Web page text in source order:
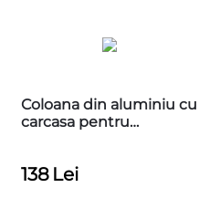
Coloana din aluminiu cu
carcasa pentru
138 Lei